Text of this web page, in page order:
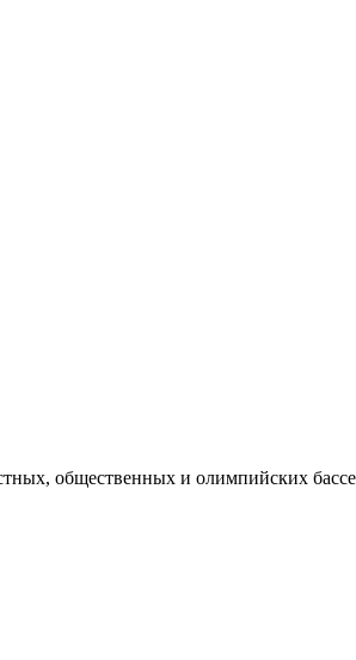
общественных и олимпийских